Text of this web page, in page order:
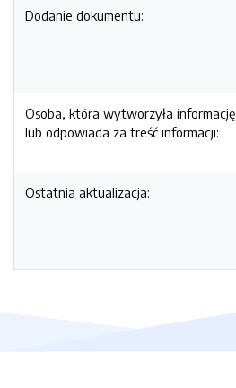
Dodanie dokumentu:
Osoba, która wytworzyła informację
lub odpowiada za treść informacji:
Ostatnia aktualizacja: